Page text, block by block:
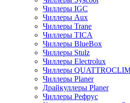
Чиллеры IGC
Чиллеры Aux
Чиллеры Trane
Чиллеры TICA
Чиллеры BlueBox
Чиллеры Stulz
Чиллеры Electrolux
Чиллеры
Чиллеры Planer
Драйкуллеры Planer
Чиллеры Рефрус